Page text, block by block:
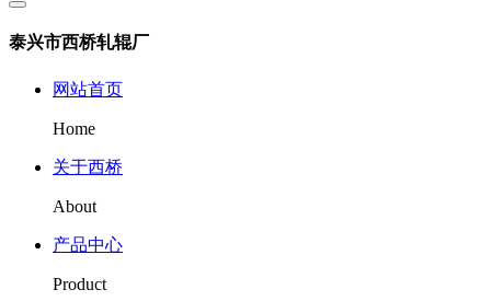
泰兴市西桥轧辊厂
网站首页
Home
关于西桥
About
产品中心
Product